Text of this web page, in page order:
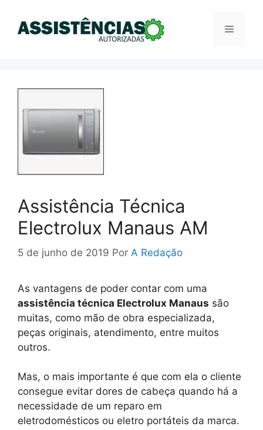
Menu
Assistência Técnica
Electrolux Manaus AM
5 de junho de 2019 Por A Redação
As vantagens de poder contar com uma
assistência técnica Electrolux Manaus são
muitas, como mão de obra especializada,
peças originais, atendimento, entre muitos
outros.
Mas, o mais importante é que com ela o cliente
consegue evitar dores de cabeça quando há a
necessidade de um reparo em
eletrodomésticos ou eletro portáteis da marca.